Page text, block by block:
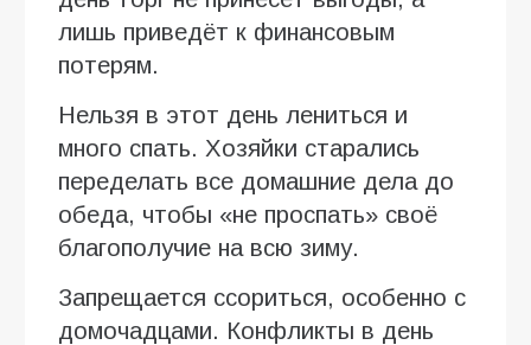
лишь приведёт к финансовым
потерям.
Нельзя в этот день лениться и
много спать. Хозяйки старались
переделать все домашние дела до
обеда, чтобы «не проспать» своё
благополучие на всю зиму.
Запрещается ссориться, особенно с
домочадцами. Конфликты в день